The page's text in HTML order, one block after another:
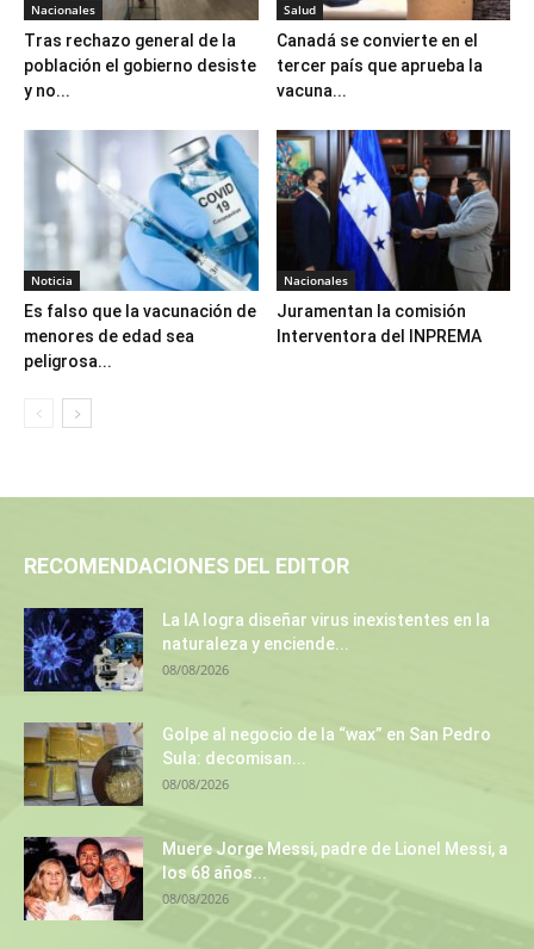
Nacionales
Tras rechazo general de la
población el gobierno desiste
y no...
Salud
Canadá se convierte en el
tercer país que aprueba la
vacuna...
Noticia
Es falso que la vacunación de
menores de edad sea
peligrosa...
Nacionales
Juramentan la comisión
Interventora del INPREMA
RECOMENDACIONES DEL EDITOR
La IA logra diseñar virus inexistentes en la
naturaleza y enciende...
08/08/2026
Golpe al negocio de la “wax” en San Pedro
Sula: decomisan...
08/08/2026
Muere Jorge Messi, padre de Lionel Messi, a
los 68 años...
08/08/2026